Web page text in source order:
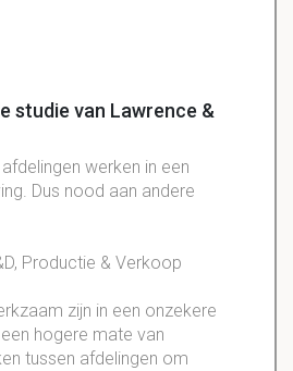
studie van Lawrence &
werken in een
Dus nood aan andere
Productie & Verkoop
zijn in een onzekere
hogere mate van
tussen afdelingen om